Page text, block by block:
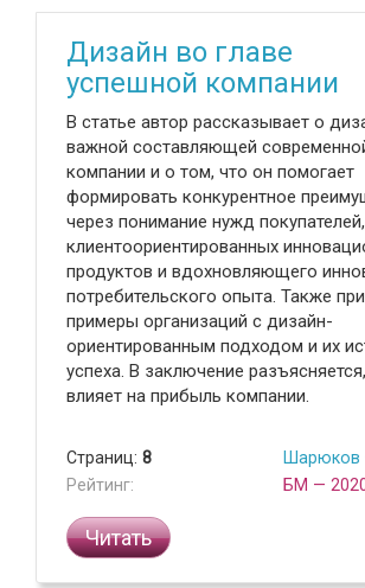
Дизайн во главе
успешной компании
В статье автор рассказывает о
важной составляющей
компании и о том, что он помогает
формировать конкурентное
через понимание нужд
клиентоориентированных
продуктов и вдохновляющего
потребительского опыта. Также
примеры организаций с дизайн-
ориентированным подходом и их
успеха. В заключение
влияет на прибыль компании.
Страниц: 8
Рейтинг:
Шарюков
БМ —
Читать